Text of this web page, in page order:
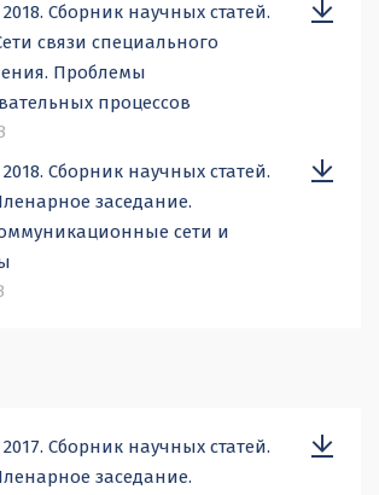
Сборник научных статей.
связи специального
Проблемы
процессов
Сборник научных статей.
заседание.
сети и
Сборник научных статей.
заседание.